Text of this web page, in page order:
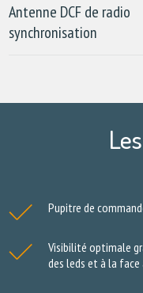
Antenne DCF de radio
synchronisation
Pupitre de
Visibilité optimale
des leds et à la